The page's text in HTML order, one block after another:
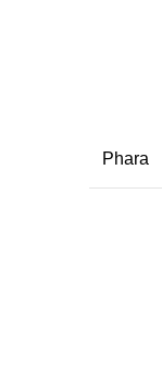
Phara